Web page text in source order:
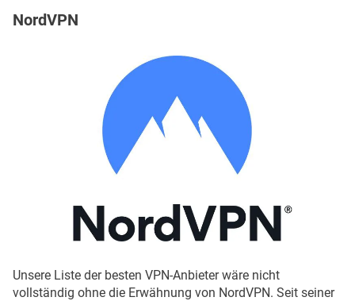
NordVPN
Unsere Liste der besten VPN-Anbieter wäre nicht
vollständig ohne die Erwähnung von NordVPN. Seit seiner